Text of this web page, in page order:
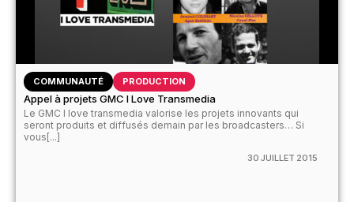
COMMUNAUTÉ PRODUCTION
Appel à projets GMC I Love Transmedia
Le GMC I love transmedia valorise les projets innovants qui
seront produits et diffusés demain par les broadcasters… Si
vous[...]
30 JUILLET 2015